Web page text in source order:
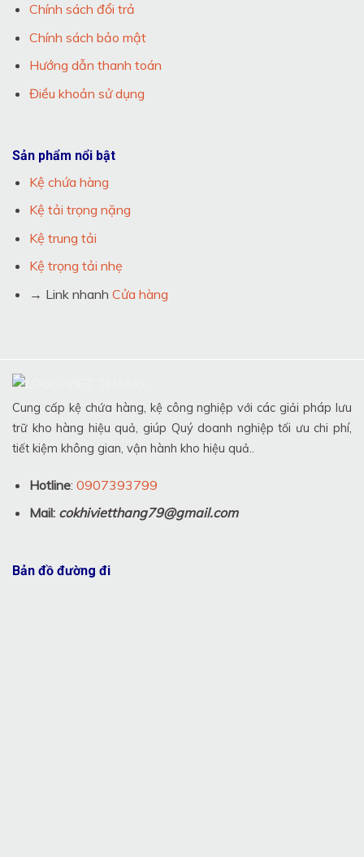
Chính sách đổi trả
Chính sách bảo mật
Hướng dẫn thanh toán
Điều khoản sử dụng
Sản phẩm nổi bật
Kệ chứa hàng
Kệ tải trọng nặng
Kệ trung tải
Kệ trọng tải nhẹ
→ Link nhanh Cửa hàng
Cung cấp kệ chứa hàng, kệ công nghiệp với các giải pháp lưu
trữ kho hàng hiệu quả, giúp Quý doanh nghiệp tối ưu chi phí,
tiết kiệm không gian, vận hành kho hiệu quả..
Hotline: 0907393799
Mail: cokhivietthang79@gmail.com
Bản đồ đường đi